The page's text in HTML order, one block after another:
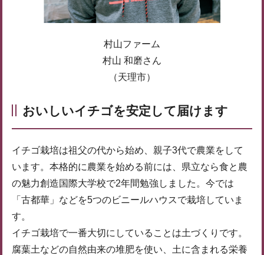
村山ファーム
村山 和磨さん
（天理市）
おいしいイチゴを安定して届けます
イチゴ栽培は祖父の代から始め、親子3代で農業をして
います。本格的に農業を始める前には、県立なら食と農
の魅力創造国際大学校で2年間勉強しました。今では
「古都華」などを5つのビニールハウスで栽培していま
す。
イチゴ栽培で一番大切にしていることは土づくりです。
腐葉土などの自然由来の堆肥を使い、土に含まれる栄養